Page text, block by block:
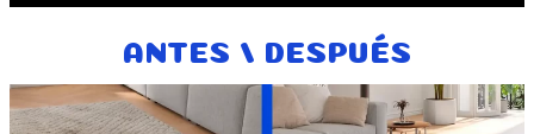
ANTES / DESPUÉS